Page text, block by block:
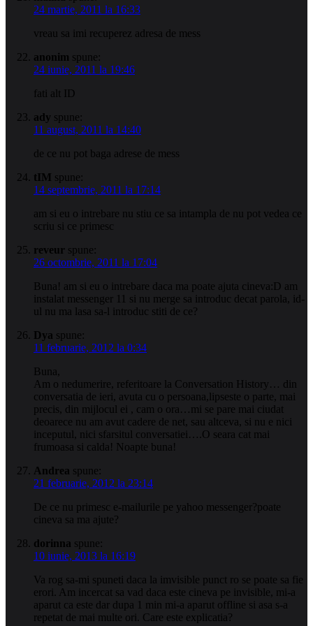
24 martie, 2011 la 16:33
vreau sa imi recuperez adresa de mess
anonim spune:
24 iunie, 2011 la 19:46
fati alt ID
ady spune:
11 august, 2011 la 14:40
de ce nu pot baga adrese de mess
tIM spune:
14 septembrie, 2011 la 17:14
am si eu o intrebare nu stiu ce sa intampla de nu pot vedea ce
scriu si ce primesc
reveur spune:
26 octombrie, 2011 la 17:04
Buna! am si eu o intrebare daca ma poate ajuta cineva:D am
instalat messenger 11 si nu merge sa introduc decat parola, id-
ul nu ma lasa sa-l introduc stiti de ce?
Dya spune:
11 februarie, 2012 la 0:34
Buna,
Am o nedumerire, referitoare la Conversation History… din
conversatia de ieri, avuta cu o persoana,lipseste o parte, mai
precis, din mijlocul ei , cam o ora…mi se pare mai ciudat
deoarece nu am avut cadere de net, sau altceva, si nu e nici
inceputul, nici sfarsitul conversatiei….O seara cat mai
frumoasa si calda! Noapte buna!
Andrea spune:
21 februarie, 2012 la 23:14
De ce nu primesc e-mailurile pe yahoo messenger?poate
cineva sa ma ajute?
dorinna spune:
10 iunie, 2013 la 16:19
Va rog sa-mi spuneti daca la imvisible punct ro se poate sa fie
erori. Am incercat sa vad daca este cineva pe invisible, mi-a
aparut ca este dar dupa 1 min mi-a aparut offline si asa s-a
repetat de mai multe ori. Care este explicatia?